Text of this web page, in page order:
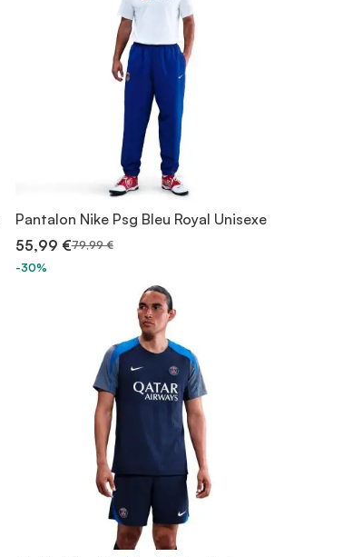
Pantalon Nike Psg Bleu Royal Unisexe
55,99 €79,99 €
-30%